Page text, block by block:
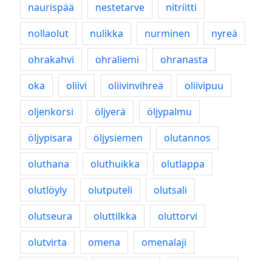
naurispää
nestetarve
nitriitti
nollaolut
nulikka nurminen
nyreä
ohrakahvi
ohraliemi
ohranasta
oka
oliivi oliivinvihreä
oliivipuu
oljenkorsi
öljyerä
öljypalmu
öljypisara
öljysiemen
olutannos
oluthana
oluthuikka
olutlappa
olutlöyly
olutputeli
olutsali
olutseura
oluttilkka
oluttorvi
olutvirta
omena
omenalaji